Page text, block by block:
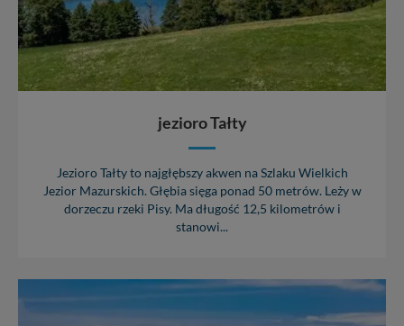
jezioro Tałty
Jezioro Tałty to najgłębszy akwen na Szlaku Wielkich
Jezior Mazurskich. Głębia sięga ponad 50 metrów. Leży w
dorzeczu rzeki Pisy. Ma długość 12,5 kilometrów i
stanowi...